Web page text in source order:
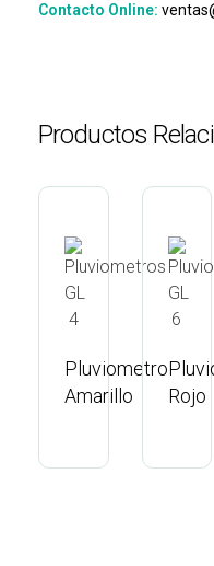
Contacto Online:
Productos
Pluviometro
Amarillo
Rojo